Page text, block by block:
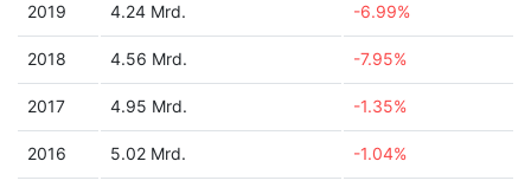
2019 4.24 Mrd. -6.99%
2018 4.56 Mrd. -7.95%
2017 4.95 Mrd. -1.35%
2016 5.02 Mrd. -1.04%